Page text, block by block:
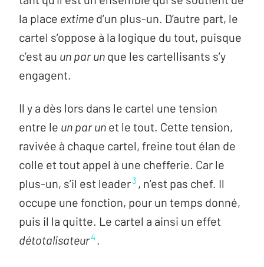
la place extime d’un plus-un. D’autre part, le
cartel s’oppose à la logique du tout, puisque
c’est au un par un que les cartellisants s’y
engagent.
Il y a dès lors dans le cartel une tension
entre le un par un et le tout. Cette tension,
ravivée à chaque cartel, freine tout élan de
colle et tout appel à une chefferie. Car le
plus-un, s’il est leader3 , n’est pas chef. Il
occupe une fonction, pour un temps donné,
puis il la quitte. Le cartel a ainsi un effet
détotalisateur4.